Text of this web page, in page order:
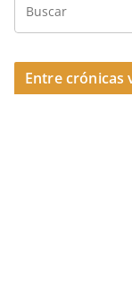
o
k
Entre crónicas